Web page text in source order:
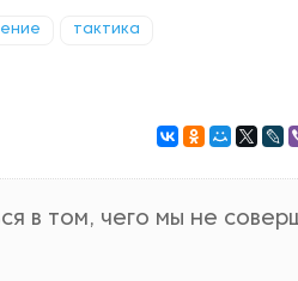
тактика
в том, чего мы не